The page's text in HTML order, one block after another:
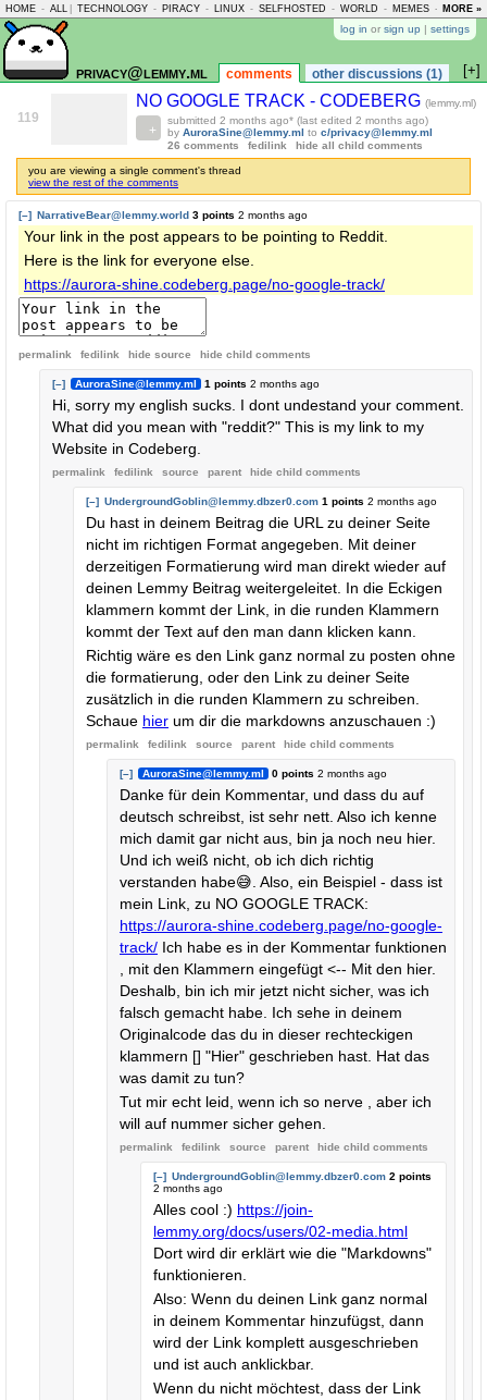
HOME - ALL TECHNOLOGY - PIRACY - LINUX - SELFHOSTED - WORLD - MEMES - MORE »
log in or sign up | settings
privacy@lemmy.ml comments other discussions (1) [+]
119
NO GOOGLE TRACK - CODEBERG (lemmy.ml)
submitted 2 months ago* (last edited 2 months ago)
by AuroraSine@lemmy.ml to c/privacy@lemmy.ml
26 comments
fedilink hide all child comments
you are viewing a single comment's thread
view the rest of the comments
[–] NarrativeBear@lemmy.world 3 points 2 months ago
Your link in the post appears to be pointing to Reddit.
Here is the link for everyone else.
https://aurora-shine.codeberg.page/no-google-track/
permalink fedilink hide source hide child comments
[–] AuroraSine@lemmy.ml 1 points 2 months ago
Hi, sorry my english sucks. I dont undestand your comment.
What did you mean with "reddit?" This is my link to my
Website in Codeberg.
permalink fedilink source parent hide child comments
[–] UndergroundGoblin@lemmy.dbzer0.com 1 points 2 months ago
Du hast in deinem Beitrag die URL zu deiner Seite
nicht im richtigen Format angegeben. Mit deiner
derzeitigen Formatierung wird man direkt wieder auf
deinen Lemmy Beitrag weitergeleitet. In die Eckigen
klammern kommt der Link, in die runden Klammern
kommt der Text auf den man dann klicken kann.
Richtig wäre es den Link ganz normal zu posten ohne
die formatierung, oder den Link zu deiner Seite
zusätzlich in die runden Klammern zu schreiben.
Schaue hier um dir die markdowns anzuschauen :)
permalink fedilink source parent hide child comments
[–] AuroraSine@lemmy.ml 0 points 2 months ago
Danke für dein Kommentar, und dass du auf
deutsch schreibst, ist sehr nett. Also ich kenne
mich damit gar nicht aus, bin ja noch neu hier.
Und ich weiß nicht, ob ich dich richtig
verstanden habe😅. Also, ein Beispiel - dass ist
mein Link, zu NO GOOGLE TRACK:
https://aurora-shine.codeberg.page/no-google-
track/ Ich habe es in der Kommentar funktionen
, mit den Klammern eingefügt <-- Mit den hier.
Deshalb, bin ich mir jetzt nicht sicher, was ich
falsch gemacht habe. Ich sehe in deinem
Originalcode das du in dieser rechteckigen
klammern [] "Hier" geschrieben hast. Hat das
was damit zu tun?
Tut mir echt leid, wenn ich so nerve , aber ich
will auf nummer sicher gehen.
permalink fedilink source parent hide child comments
[–] UndergroundGoblin@lemmy.dbzer0.com 2 points
2 months ago
Alles cool :) https://join-
lemmy.org/docs/users/02-media.html
Dort wird dir erklärt wie die "Markdowns"
funktionieren.
Also: Wenn du deinen Link ganz normal
in deinem Kommentar hinzufügst, dann
wird der Link komplett ausgeschrieben
und ist auch anklickbar.
Wenn du nicht möchtest, dass der Link